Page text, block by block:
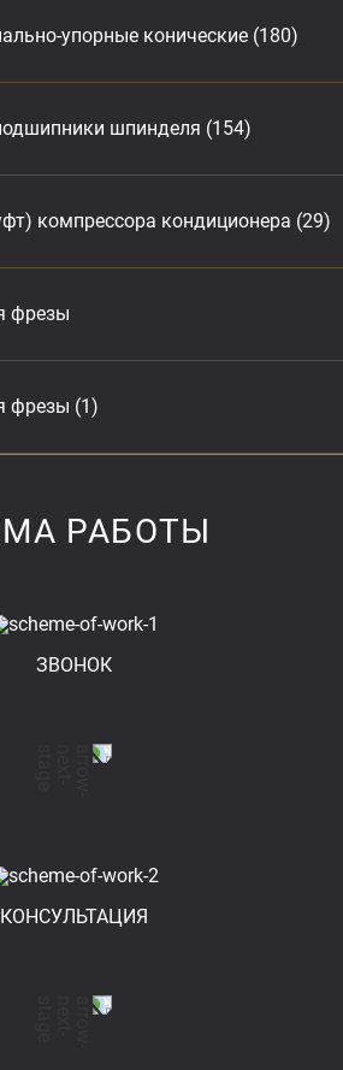
упорные конические (180)
шпинделя (154)
компрессора кондиционера (29)
фрезы
фрезы (1)
РАБОТЫ
ЗВОНОК
КОНСУЛЬТАЦИЯ